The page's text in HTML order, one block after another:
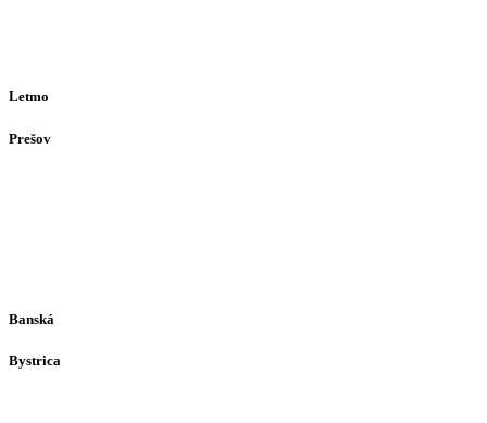
Letmo
Prešov
Banská
Bystrica